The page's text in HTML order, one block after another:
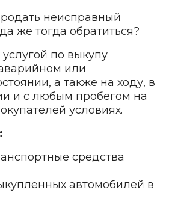
неисправный
же тогда обратиться?
по выкупу
или
а также на ходу, в
и с любым пробегом на
условиях.
средства
автомобилей в